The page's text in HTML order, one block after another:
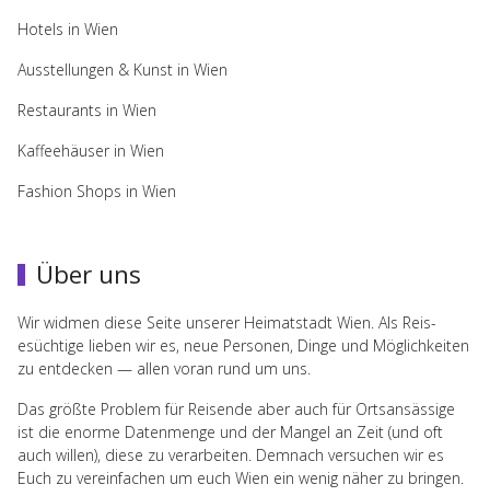
Hotels in Wien
Ausstellungen & Kunst in Wien
Restaurants in Wien
Kaffeehäuser in Wien
Fashion Shops in Wien
Über uns
Wir wid­men diese Seite unserer Heimat­stadt Wien. Als Reis­
esüchtige lieben wir es, neue Per­so­nen, Dinge und Möglichkeiten
zu ent­decken — allen voran rund um uns.
Das größte Prob­lem für Reisende aber auch für Ort­san­säs­sige
ist die enorme Daten­menge und der Man­gel an Zeit (und oft
auch willen), diese zu ver­ar­beiten. Dem­nach ver­suchen wir es
Euch zu vere­in­fachen um euch Wien ein wenig näher zu bringen.